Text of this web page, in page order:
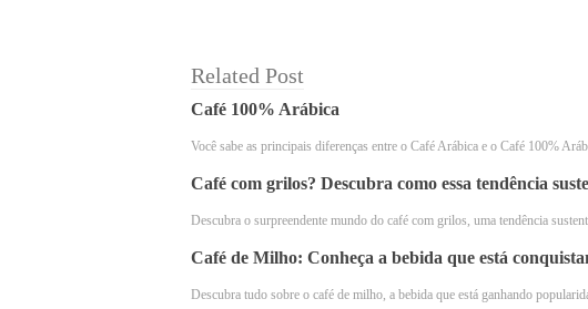
de café que se acredita ter sido a primeira a ser
Related Post
Café 100% Arábica
Você sabe as principais diferenças entre o Café Arábica e o Café 100%
Café com grilos? Descubra como essa tendência
Descubra o surpreendente mundo do café com grilos, uma tendência
Café de Milho: Conheça a bebida que está
Descubra tudo sobre o café de milho, a bebida que está ganhando